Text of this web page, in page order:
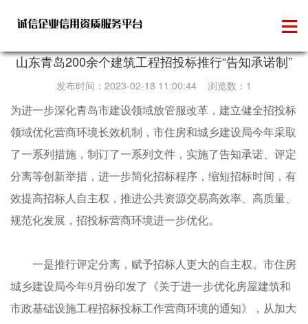
信用承诺
山东青岛200余个建筑工程招投标推行“告知承诺制”
发布时间：2023-02-18 11:00:44 浏览数：1
为进一步深化青岛市建设领域放管服改革，建立健全招投标
领域优化营商环境长效机制，市住房和城乡建设局今年采取
了一系列措施，制订了一系列文件，实施了告知承诺、评定
分离等创新举措，进一步简化招标程序，缩短招标时间，有
效提高招标人自主权，推进公共资源交易高效率、高质量、
规范化发展，招投标营商环境进一步优化。
一是推行评定分离，赋予招标人更大的自主权。市住房
城乡建设局今年9月份印发了《关于进一步优化房屋建筑和
市政基础设施工程招标投标工作营商环境的通知》，从加大